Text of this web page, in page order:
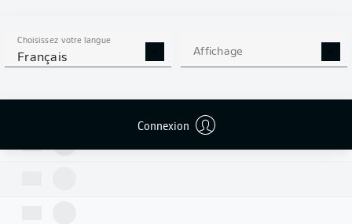
Choisissez votre langue
Français Affichage
Connexion